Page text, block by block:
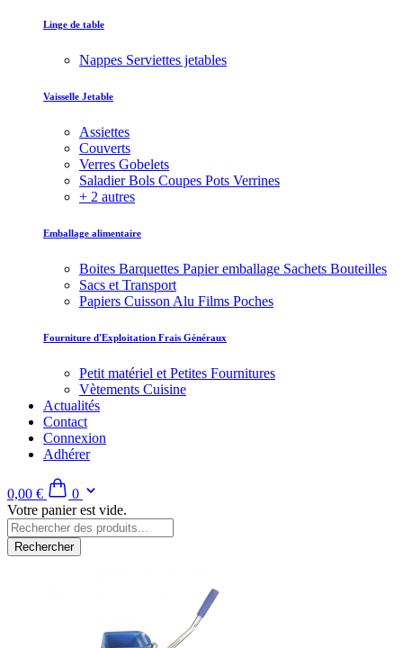
Linge de table
Nappes Serviettes jetables
Vaisselle Jetable
Assiettes
Couverts
Verres Gobelets
Saladier Bols Coupes Pots Verrines
+ 2 autres
Emballage alimentaire
Boites Barquettes Papier emballage Sachets Bouteilles
Sacs et Transport
Papiers Cuisson Alu Films Poches
Fourniture d'Exploitation Frais Généraux
Petit matériel et Petites Fournitures
Vètements Cuisine
Actualités
Contact
Connexion
Adhérer
0,00 €
0
Votre panier est vide.
Rechercher